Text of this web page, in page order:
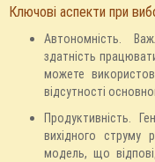
Ключові аспекти при
Автономність.
здатність
можете
відсутності
Продуктивність.
вихідного струму
модель, що